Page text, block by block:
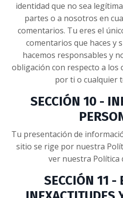
identidad que no sea
partes o a nosotros en
comentarios. Tu eres el
comentarios que haces y
hacemos responsables y
obligación con respecto a los
por ti o cualquier
SECCIÓN 10 -
Tu presentación de
sitio se rige por nuestra
ver nuestra Política
SECCIÓN 11 -